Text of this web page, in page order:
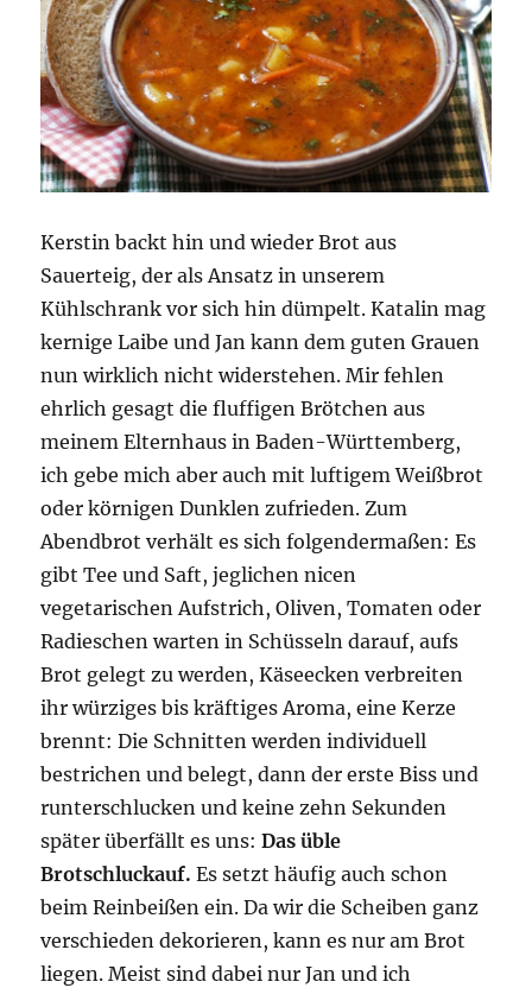
Kerstin backt hin und wieder Brot aus
Sauerteig, der als Ansatz in unserem
Kühlschrank vor sich hin dümpelt. Katalin mag
kernige Laibe und Jan kann dem guten Grauen
nun wirklich nicht widerstehen. Mir fehlen
ehrlich gesagt die fluffigen Brötchen aus
meinem Elternhaus in Baden-Württemberg,
ich gebe mich aber auch mit luftigem Weißbrot
oder körnigen Dunklen zufrieden. Zum
Abendbrot verhält es sich folgendermaßen: Es
gibt Tee und Saft, jeglichen nicen
vegetarischen Aufstrich, Oliven, Tomaten oder
Radieschen warten in Schüsseln darauf, aufs
Brot gelegt zu werden, Käseecken verbreiten
ihr würziges bis kräftiges Aroma, eine Kerze
brennt: Die Schnitten werden individuell
bestrichen und belegt, dann der erste Biss und
runterschlucken und keine zehn Sekunden
später überfällt es uns:Das üble
Brotschluckauf.Es setzt häufig auch schon
beim Reinbeißen ein. Da wir die Scheiben ganz
verschieden dekorieren, kann es nur am Brot
liegen. Meist sind dabei nur Jan und ich